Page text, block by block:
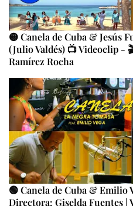
🟡 Canela de Cuba & Jesús
(Julio Valdés) 📺 Videoclip -
Ramírez Rocha
🟢 Canela de Cuba & Emilio
Directora: Giselda Fuentes |